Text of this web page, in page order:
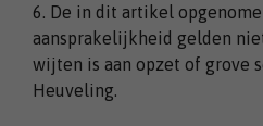
6. De in dit artikel
aansprakelijkheid gelden
wijten is aan opzet of grove
Heuveling.